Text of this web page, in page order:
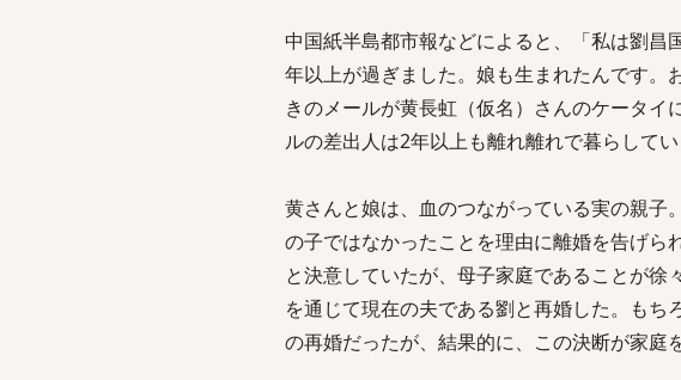
中国紙半島都市報などによると、「私は劉
年以上が過ぎました。娘も生まれたんです
きのメールが黄長虹（仮名）さんのケータ
ルの差出人は2年以上も離れ離れで暮らしてい
黄さんと娘は、血のつながっている実の親子
の子ではなかったことを理由に離婚を告げら
と決意していたが、母子家庭であることが
を通じて現在の夫である劉と再婚した。も
の再婚だったが、結果的に、この決断が家庭